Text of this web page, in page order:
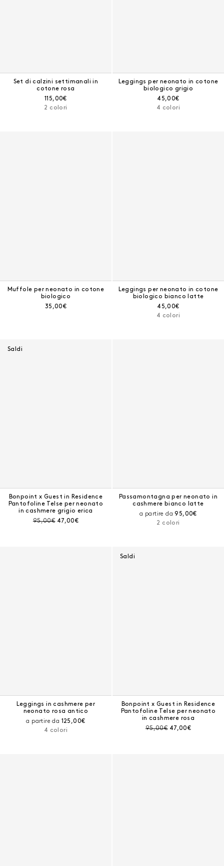
Set di calzini settimanali in
cotone rosa
Prezzo corrente:
115,00€
2 colori
Leggings per neonato in cotone
biologico grigio
Prezzo corrente:
45,00€
4 colori
Muffole per neonato in cotone
biologico
Prezzo corrente:
35,00€
Leggings per neonato in cotone
biologico bianco latte
Prezzo corrente:
45,00€
4 colori
Saldi
Bonpoint x Guest in Residence
Pantofoline Telse per neonato
in cashmere grigio erica
Prezzo prima dello sconto:
95,00€ Prezzo corrente:
47,00€
Passamontagna per neonato in
cashmere bianco latte
a partire daPrezzo
95,00€
2 colori
Leggings in cashmere per
neonato rosa antico
a partire da Prezzo corrente:
125,00€
4 colori
Saldi
Bonpoint x Guest in Residence
Pantofoline Telse per neonato
in cashmere rosa
Prezzo prima dello sconto:
95,00€ Prezzo corrente:
47,00€